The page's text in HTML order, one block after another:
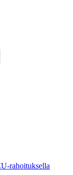
rahoituksella